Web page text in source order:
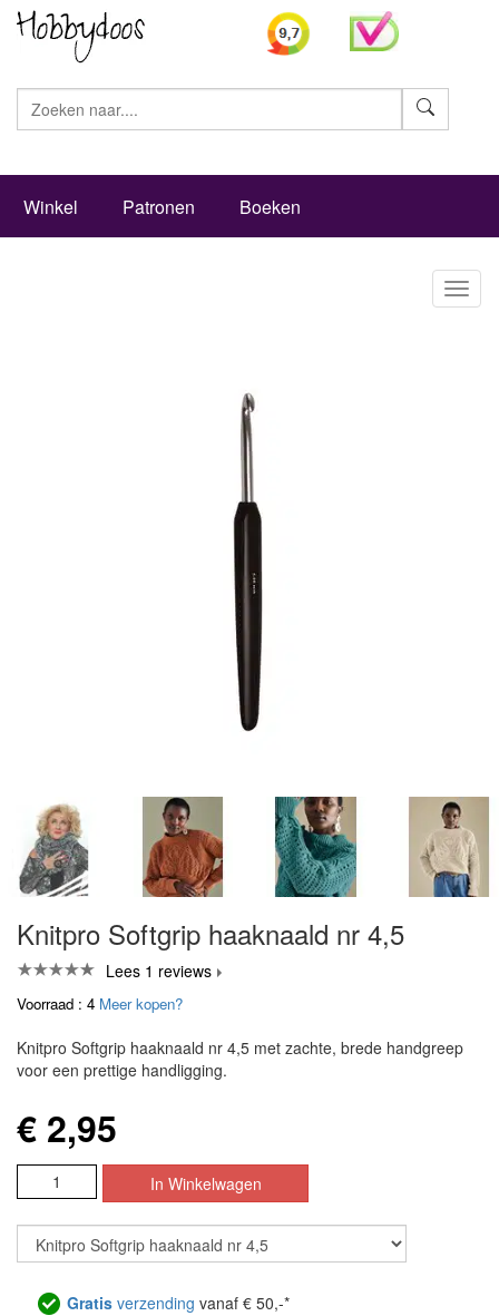
Winkel Patronen Boeken
Knitpro Softgrip haaknaald nr 4,5
Lees 1 reviews
Voorraad : 4 Meer kopen?
Knitpro Softgrip haaknaald nr 4,5 met zachte, brede handgreep
voor een prettige handligging.
€ 2,95
Gratis verzending vanaf € 50,-*